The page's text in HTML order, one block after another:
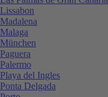
Lissabon
Madalena
Malaga
München
Paguera
Palermo
Playa del Ingles
Ponta Delgada